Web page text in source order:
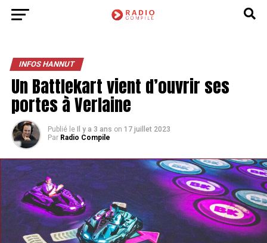
INFOS HANNUT
Un Battlekart vient d’ouvrir ses
portes à Verlaine
Publié le Il y a 3 ans on 17 juillet 2023
Par Radio Compile